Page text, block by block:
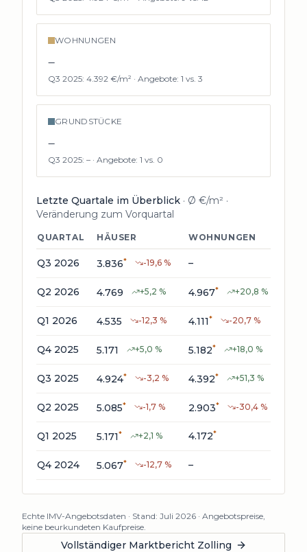
WOHNUNGEN
–
Q3 2025: 4.392 €/m² · Angebote: 1 vs. 3
GRUNDSTÜCKE
–
Q3 2025: – · Angebote: 1 vs. 0
Letzte Quartale im Überblick · Ø €/m² ·
Veränderung zum Vorquartal
QUARTAL HÄUSER WOHNUNGEN
Q3 2026 3.836* -19,6 % –
Q2 2026 4.769 +5,2 % 4.967* +20,8 %
Q1 2026 4.535 -12,3 % 4.111* -20,7 %
Q4 2025 5.171 +5,0 % 5.182* +18,0 %
Q3 2025 4.924* -3,2 % 4.392* +51,3 %
Q2 2025 5.085* -1,7 % 2.903* -30,4 %
Q1 2025 5.171* +2,1 % 4.172*
Q4 2024 5.067* -12,7 % –
Echte IMV-Angebotsdaten · Stand: Juli 2026 · Angebotspreise,
keine beurkundeten Kaufpreise.
Vollständiger Marktbericht Zolling